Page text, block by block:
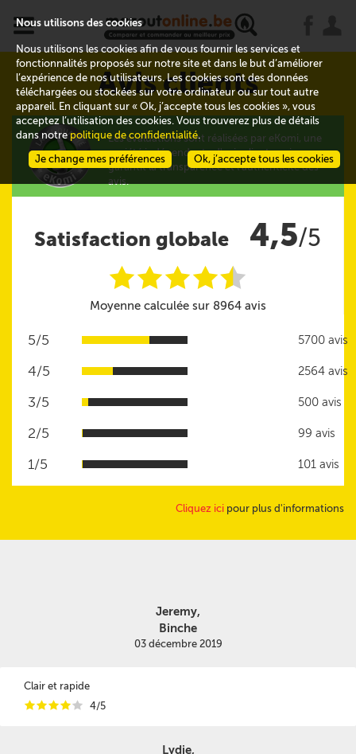
x
Avis clients
Les évaluations sont réalisées par eKomi, une
société indépendante d'avis clients qui
garantit la transparence et l'authenticité des
avis.
Satisfaction globale 4,5/5
iiiii
@
Moyenne calculée sur 8964 avis
5/5 5700 avis
4/5 2564 avis
3/5 500 avis
2/5 99 avis
1/5 101 avis
Cliquez ici pour plus d'informations
Jeremy,
Binche
03 décembre 2019
Clair et rapide
iiiii 4/5
Lydie,
Nous utilisons des cookies
Nous utilisons les cookies afin de vous fournir les services et
fonctionnalités proposés sur notre site et dans le but d’améliorer
l’expérience de nos utilisateurs. Les cookies sont des données
téléchargées ou stockées sur votre ordinateur ou sur tout autre
appareil. En cliquant sur « Ok, j’accepte tous les cookies », vous
acceptez l’utilisation des cookies. Vous trouverez plus de détails
dans notrepolitique de confidentialité.
Ok, j’accepte tous les cookies
Je change mes préférences